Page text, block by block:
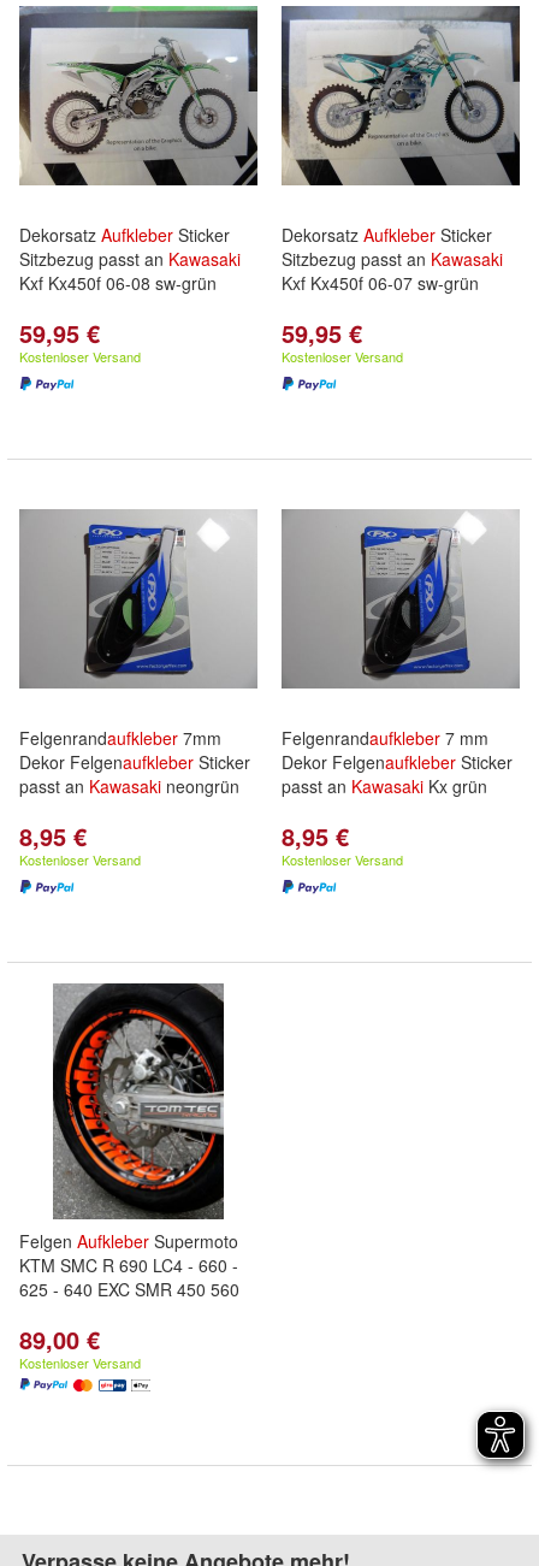
Dekorsatz Aufkleber Sticker
Sitzbezug passt an Kawasaki
Kxf Kx450f 06-08 sw-grün
59,95 €
Kostenloser Versand
Dekorsatz Aufkleber Sticker
Sitzbezug passt an Kawasaki
Kxf Kx450f 06-07 sw-grün
59,95 €
Kostenloser Versand
Felgenrandaufkleber 7mm
Dekor Felgenaufkleber Sticker
passt an Kawasaki neongrün
8,95 €
Kostenloser Versand
Felgenrandaufkleber 7 mm
Dekor Felgenaufkleber Sticker
passt an Kawasaki Kx grün
8,95 €
Kostenloser Versand
Felgen Aufkleber Supermoto
KTM SMC R 690 LC4 - 660 -
625 - 640 EXC SMR 450 560
89,00 €
Kostenloser Versand